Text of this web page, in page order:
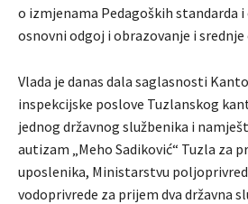
o izmjenama Pedagoških standarda
osnovni odgoj i obrazovanje i
Vlada je danas dala saglasnosti
inspekcijske poslove Tuzlanskog
jednog državnog službenika i
autizam „Meho Sadiković“ Tuzla za
uposlenika, Ministarstvu
vodoprivrede za prijem dva državna